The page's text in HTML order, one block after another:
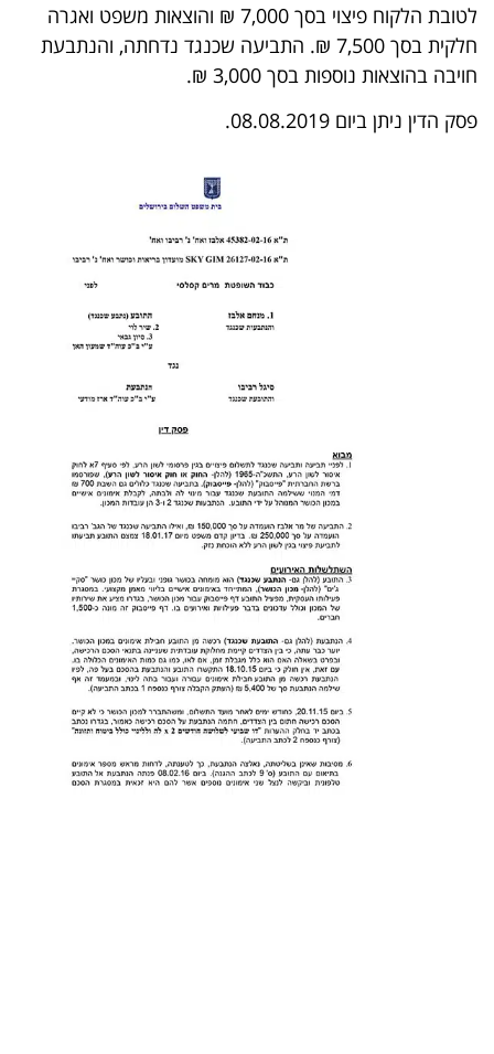
לטובת הלקוח פיצוי בסך 7,000 ₪ והוצאות משפט ואגרה
חלקית בסך 7,500 ₪. התביעה שכנגד נדחתה, והנתבעת
חויבה בהוצאות נוספות בסך 3,000 ₪.
פסק הדין ניתן ביום 08.08.2019.